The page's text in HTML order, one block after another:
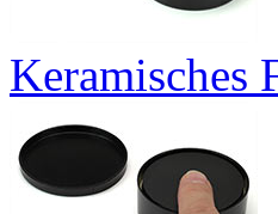
Keramisches